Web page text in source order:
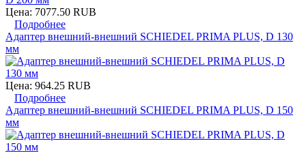
Цена: 7077.50 RUB
Подробнее
Адаптер внешний-внешний SCHIEDEL PRIMA PLUS, D 130
мм
Цена: 964.25 RUB
Подробнее
Адаптер внешний-внешний SCHIEDEL PRIMA PLUS, D 150
мм